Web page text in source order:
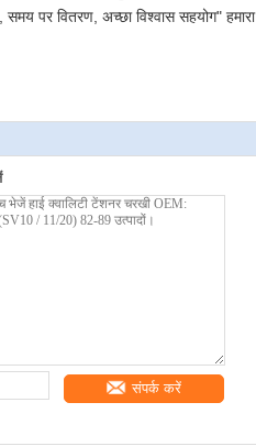
समय पर वितरण, अच्छा विश्वास सहयोग" हमारा
संपर्क करें